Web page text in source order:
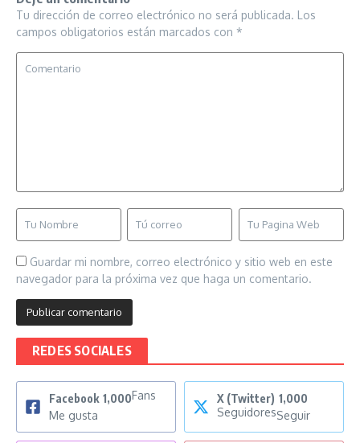
Tu dirección de correo electrónico no será publicada. Los
campos obligatorios están marcados con *
Guardar mi nombre, correo electrónico y sitio web en este
navegador para la próxima vez que haga un comentario.
REDES SOCIALES
Facebook 1,000Fans
Me gusta
X (Twitter) 1,000
SeguidoresSeguir